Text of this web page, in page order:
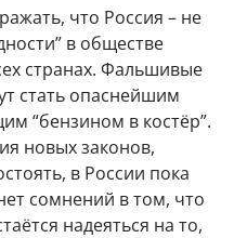
что Россия – не
в обществе
странах. Фальшивые
стать опаснейшим
“бензином в костёр”.
новых законов,
в России пока
сомнений в том, что
надеяться на то,